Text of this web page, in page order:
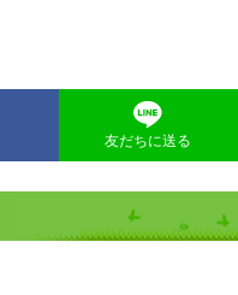
友だちに送る